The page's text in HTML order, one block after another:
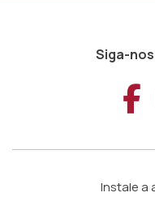
Siga-
Instale a